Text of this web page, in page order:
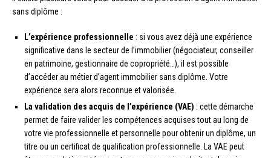
sans diplôme :
L’expérience professionnelle : si vous avez déjà une expérience
significative dans le secteur de l’immobilier (négociateur, conseiller
en patrimoine, gestionnaire de copropriété…), il est possible
d’accéder au métier d’agent immobilier sans diplôme. Votre
expérience sera alors reconnue et valorisée.
La validation des acquis de l’expérience (VAE) : cette démarche
permet de faire valider les compétences acquises tout au long de
votre vie professionnelle et personnelle pour obtenir un diplôme, un
titre ou un certificat de qualification professionnelle. La VAE peut